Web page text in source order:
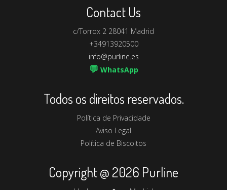
Contact Us
c/Torrox 2 28041 Madrid
+34913920500
info@purline.es
💬 WhatsApp
Todos os direitos reservados.
Política de Privacidade
Aviso Legal
Política de Biscoitos
Copyright @ 2026 Purline